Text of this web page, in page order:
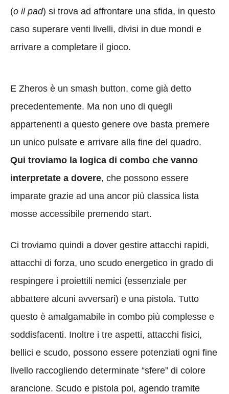
(o il pad) si trova ad affrontare una sfida, in questo
caso superare venti livelli, divisi in due mondi e
arrivare a completare il gioco.
E Zheros è un smash button, come già detto
precedentemente. Ma non uno di quegli
appartenenti a questo genere ove basta premere
un unico pulsate e arrivare alla fine del quadro.
Qui troviamo la logica di combo che vanno
interpretate a dovere, che possono essere
imparate grazie ad una ancor più classica lista
mosse accessibile premendo start.
Ci troviamo quindi a dover gestire attacchi rapidi,
attacchi di forza, uno scudo energetico in grado di
respingere i proiettili nemici (essenziale per
abbattere alcuni avversari) e una pistola. Tutto
questo è amalgamabile in combo più complesse e
soddisfacenti. Inoltre i tre aspetti, attacchi fisici,
bellici e scudo, possono essere potenziati ogni fine
livello raccogliendo determinate “sfere” di colore
arancione. Scudo e pistola poi, agendo tramite